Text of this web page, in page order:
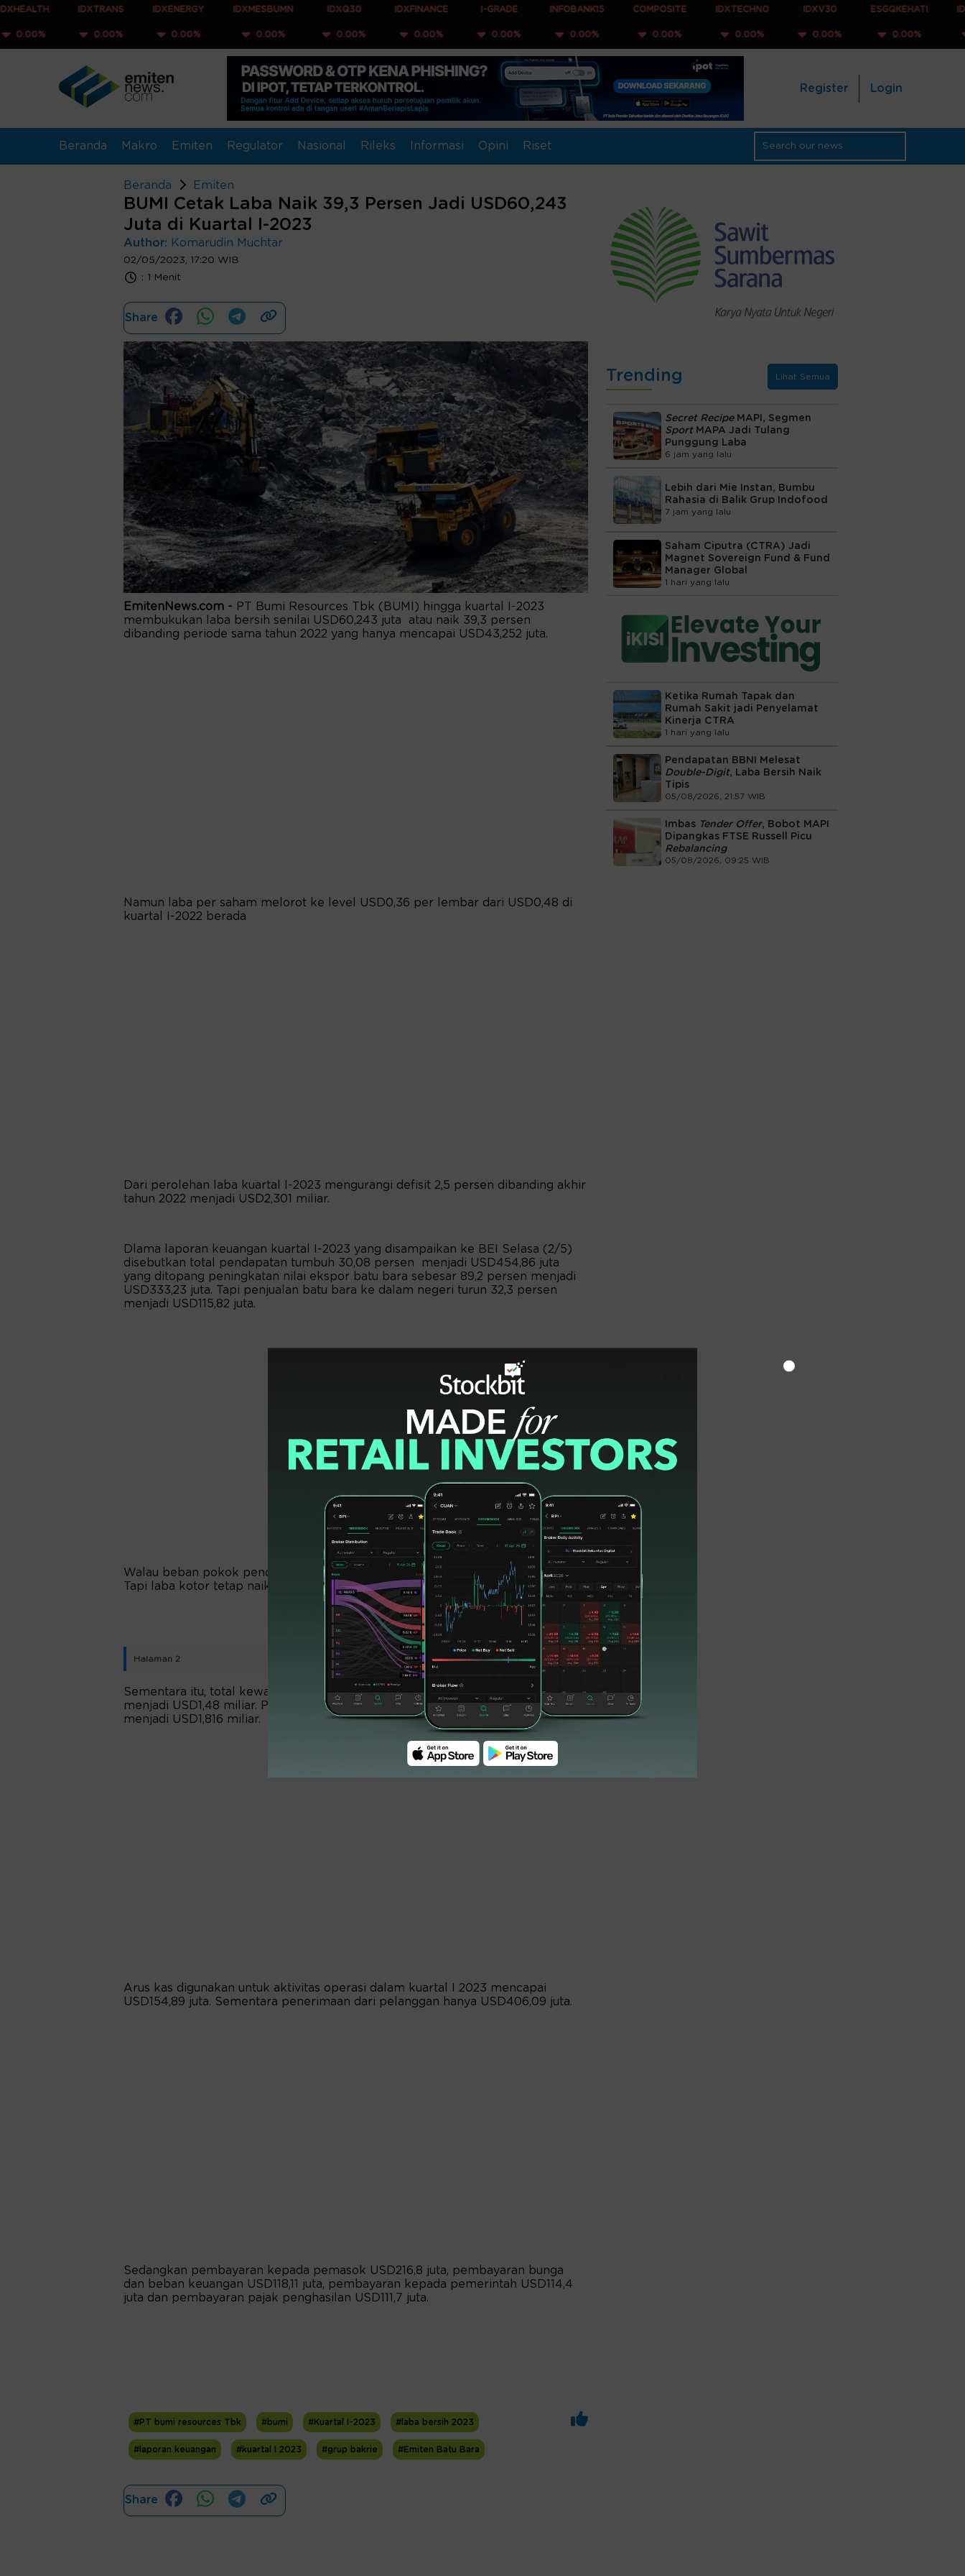
IDXTRANS
0.00%
IDXENERGY
0.00%
IDXMESBUMN
0.00%
IDXQ30
0.00%
IDXFINANCE
0.00%
I-GRADE
0.00%
INFOBANK15
0.00%
COMPOSITE
0.00%
IDXTECHNO
0.00%
IDXV30
0.00%
ESGQKEHATI
0.00%
IDXNONCYC
0.00%
Register Login
Beranda Makro Emiten Regulator Nasional Rileks Informasi Opini Riset
Beranda Emiten
BUMI Cetak Laba Naik 39,3 Persen Jadi USD60,243
Juta di Kuartal I-2023
Author: Komarudin Muchtar
02/05/2023, 17:20 WIB
: 1 Menit
Share
EmitenNews.com - PT Bumi Resources Tbk (BUMI) hingga kuartal I-2023
membukukan laba bersih senilai USD60,243 juta atau naik 39,3 persen
dibanding periode sama tahun 2022 yang hanya mencapai USD43,252 juta.
Namun laba per saham melorot ke level USD0,36 per lembar dari USD0,48 di
kuartal I-2022 berada
Dari perolehan laba kuartal I-2023 mengurangi defisit 2,5 persen dibanding akhir
tahun 2022 menjadi USD2,301 miliar.
Dlama laporan keuangan kuartal I-2023 yang disampaikan ke BEI Selasa (2/5)
disebutkan total pendapatan tumbuh 30,08 persen menjadi USD454,86 juta
yang ditopang peningkatan nilai ekspor batu bara sebesar 89,2 persen menjadi
USD333,23 juta. Tapi penjualan batu bara ke dalam negeri turun 32,3 persen
menjadi USD115,82 juta.
Walau beban pokok pendapatan bengkak 25,8 persen menjadi USD370,77 juta.
Tapi laba kotor tetap naik 52,7 persen menjadi USD84,084 juta.
Halaman 2
Sementara itu, total kewajiban berkurang 10,8 persen dibanding akhir tahun 2022
menjadi USD1,48 miliar. Pada sisi lain, jumlah ekuitas tumbuh 0,07 persen
menjadi USD1,816 miliar.
Arus kas digunakan untuk aktivitas operasi dalam kuartal I 2023 mencapai
USD154,89 juta. Sementara penerimaan dari pelanggan hanya USD406,09 juta.
Sedangkan pembayaran kepada pemasok USD216,8 juta, pembayaran bunga
dan beban keuangan USD118,11 juta, pembayaran kepada pemerintah USD114,4
juta dan pembayaran pajak penghasilan USD111,7 juta.
#PT bumi resources Tbk #bumi #Kuartal I-2023 #laba bersih 2023
#laporan keuangan #kuartal I 2023 #grup bakrie #Emiten Batu Bara
Share
Trending Lihat Semua
Secret RecipeMAPI, Segmen
Sport MAPA Jadi Tulang
Punggung Laba
6 jam yang lalu
Lebih dari Mie Instan, Bumbu
Rahasia di Balik Grup Indofood
7 jam yang lalu
Saham Ciputra (CTRA) Jadi
Magnet Sovereign Fund & Fund
Manager Global
1 hari yang lalu
Ketika Rumah Tapak dan
Rumah Sakit jadi Penyelamat
Kinerja CTRA
1 hari yang lalu
Pendapatan BBNI Melesat
Double-Digit, Laba Bersih Naik
Tipis
05/08/2026, 21:57 WIB
Imbas Tender Offer, Bobot MAPI
Dipangkas FTSE Russell Picu
Rebalancing
05/08/2026, 09:25 WIB